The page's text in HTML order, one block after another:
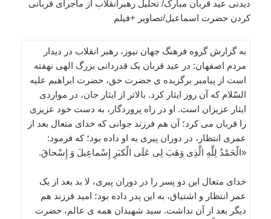
دیدنی عید قربان مبارک/ تحلیل رهبرانقلاب از ماجرای قربانی
کردن حضرت اسماعیل/تصاویر +فیلم
به گزارش گروه فرهنگ جهان نیوز، رهبر انقلاب در دیدار
مردم اصفهان: در عید قربان یک قدردانی بزرگ الهی نهفته
است از پیامبر برگزیده ی حضرت حق، حضرت ابراهیم علیه
السّلام که آن روز ایثار کرد. بالاتر از ایثار جان، در مواردی
ایثار عزیزان است. او در راه پروردگار، به دست خود عزیزی
را قربان می کرد؛ آن هم فرزند جوانی که خدای متعال بعد از
عمری انتظار، در دوران پیری به او داده بود؛ که فرمود:
«الْحَمْدُ لِلَّهِ الَّذِی وَهَبَ لِی عَلَی الْکبَرِ إِسْماعِیلَ وَ إِسْحاقَ.
خدای متعال این دو پسر را در دوران پیری، لا بد بعد از یک
عمر انتظار و اشتیاق، به این پدر داده بود؛ امید فرزند هم
دیگر بعد از آن نداشت. سید شهیدان همه ی عالم، حضرت